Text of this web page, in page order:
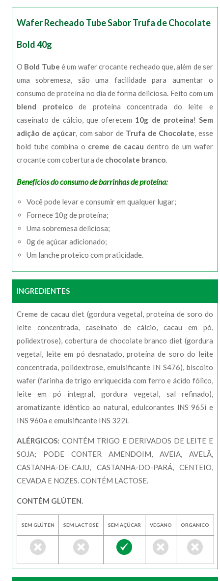
Wafer Recheado Tube Sabor Trufa de Chocolate
Bold 40g
O Bold Tube é um wafer crocante recheado que, além de ser
uma sobremesa, são uma facilidade para aumentar o
consumo de proteína no dia de forma deliciosa. Feito com um
blend proteicode proteína concentrada do leite e
caseinato de cálcio, que oferecem 10g de proteína! Sem
adição de açúcar, com sabor de Trufa de Chocolate, esse
bold tube combina o creme de cacau dentro de um wafer
crocante com cobertura de chocolate branco.
Benefícios do consumo de barrinhas de proteína:
Você pode levar e consumir em qualquer lugar;
Fornece 10g de proteína;
Uma sobremesa deliciosa;
0g de açúcar adicionado;
Um lanche proteico com praticidade.
INGREDIENTES
Creme de cacau diet (gordura vegetal, proteína de soro do
leite concentrada, caseinato de cálcio, cacau em pó,
polidextrose), cobertura de chocolate branco diet (gordura
vegetal, leite em pó desnatado, proteína de soro do leite
concentrada, polidextrose, emulsificante IN S476), biscoito
wafer (farinha de trigo enriquecida com ferro e ácido fólico,
leite em pó integral, gordura vegetal, sal refinado),
aromatizante idêntico ao natural, edulcorantes lNS 965i e
INS 960a e emulsificante INS 322i.
ALÉRGICOS: CONTÉM TRIGO E DERIVADOS DE LEITE E
SOJA; PODE CONTER AMENDOIM, AVEIA, AVELÃ,
CASTANHA-DE-CAJU, CASTANHA-DO-PARÁ, CENTEIO,
CEVADA E NOZES. CONTÉM LACTOSE.
CONTÉM GLÚTEN.
SEM GLÚTEN SEM LACTOSE SEM AÇÚCAR VEGANO ORGANICO